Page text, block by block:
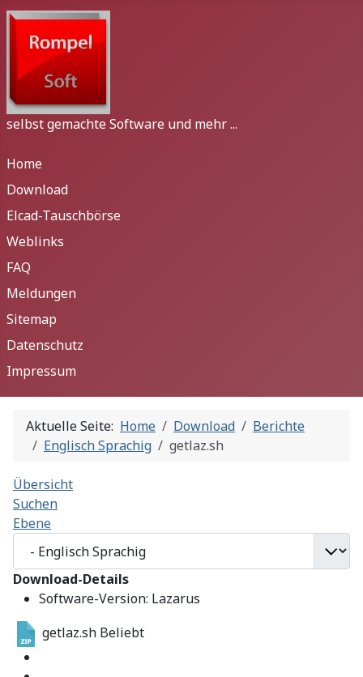
selbst gemachte Software und mehr ...
Home
Download
Elcad-Tauschbörse
Weblinks
FAQ
Meldungen
Sitemap
Datenschutz
Impressum
Aktuelle Seite: Home Download
Berichte
Englisch Sprachig
getlaz.sh
Übersicht
Suchen
Ebene
Download-Details
Software-Version: Lazarus
getlaz.sh Beliebt